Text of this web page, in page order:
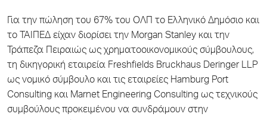
Για την πώληση του 67% του ΟΛΠ το Ελληνικό Δημόσιο και
το ΤΑΙΠΕΔ είχαν διορίσει την Morgan Stanley και την
Τράπεζα Πειραιώς ως χρηματοοικονομικούς σύμβουλους,
τη δικηγορική εταιρεία Freshfields Bruckhaus Deringer LLP
ως νομικό σύμβουλο και τις εταιρείες Hamburg Port
Consulting και Marnet Engineering Consulting ως τεχνικούς
συμβούλους προκειμένου να συνδράμουν στην